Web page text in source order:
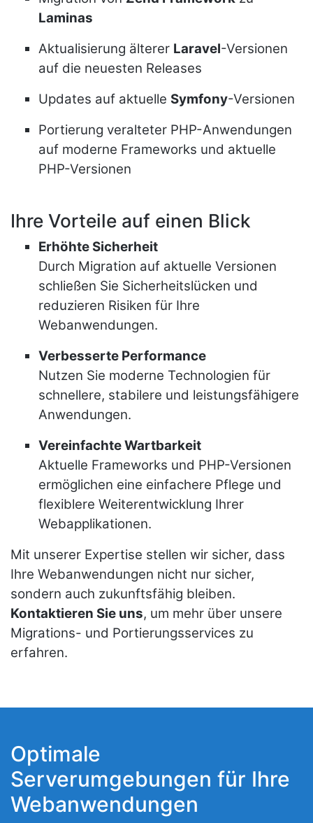
Laminas
Aktualisierung älterer Laravel-Versionen
auf die neuesten Releases
Updates auf aktuelle Symfony-Versionen
Portierung veralteter PHP-Anwendungen
auf moderne Frameworks und aktuelle
PHP-Versionen
Ihre Vorteile auf einen Blick
Erhöhte Sicherheit
Durch Migration auf aktuelle Versionen
schließen Sie Sicherheitslücken und
reduzieren Risiken für Ihre
Webanwendungen.
Verbesserte Performance
Nutzen Sie moderne Technologien für
schnellere, stabilere und leistungsfähigere
Anwendungen.
Vereinfachte Wartbarkeit
Aktuelle Frameworks und PHP-Versionen
ermöglichen eine einfachere Pflege und
flexiblere Weiterentwicklung Ihrer
Webapplikationen.
Mit unserer Expertise stellen wir sicher, dass
Ihre Webanwendungen nicht nur sicher,
sondern auch zukunftsfähig bleiben.
Kontaktieren Sie uns, um mehr über unsere
Migrations- und Portierungsservices zu
erfahren.
Optimale
Serverumgebungen für Ihre
Webanwendungen